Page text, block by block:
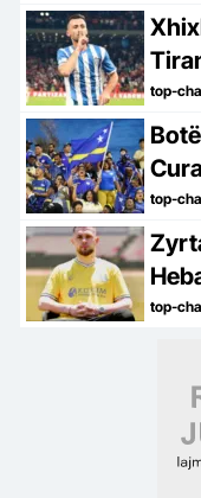
dhe
top-
top-
top-